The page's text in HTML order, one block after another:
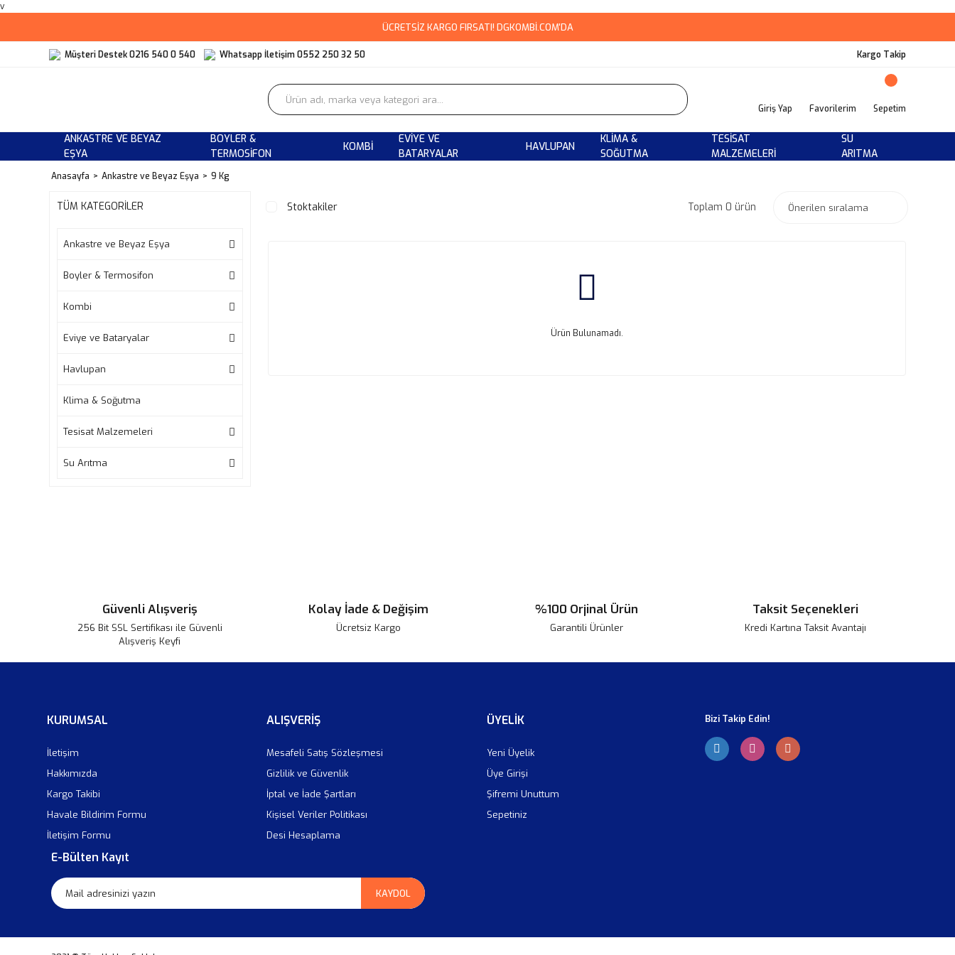
v
ÜCRETSİZ KARGO FIRSATI! DGKOMBİ.COM'DA
Müşteri Destek 0216 540 0 540 Whatsapp İletişim 0552 250 32 50 Kargo Takip
Giriş Yap Favorilerim Sepetim
ANKASTRE VE BEYAZ
EŞYA
BOYLER &
TERMOSIFON
KOMBI
EVIYE VE
BATARYALAR
HAVLUPAN
KLIMA &
SOĞUTMA
TESISAT
MALZEMELERI
SU
ARITMA
Anasayfa Ankastre ve Beyaz Eşya 9 Kg
TÜM KATEGORİLER
Ankastre ve Beyaz Eşya
Boyler & Termosifon
Kombi
Eviye ve Bataryalar
Havlupan
Klima & Soğutma
Tesisat Malzemeleri
Su Arıtma
Stoktakiler Toplam 0 ürün
Ürün Bulunamadı.
Güvenli Alışveriş
256 Bit SSL Sertifikası ile Güvenli
Alışveriş Keyfi
Kolay İade & Değişim
Ücretsiz Kargo
%100 Orjinal Ürün
Garantili Ürünler
Taksit Seçenekleri
Kredi Kartına Taksit Avantajı
KURUMSAL
İletişim
Hakkımızda
Kargo Takibi
Havale Bildirim Formu
İletişim Formu
ALIŞVERİŞ
Mesafeli Satış Sözleşmesi
Gizlilik ve Güvenlik
İptal ve İade Şartları
Kişisel Veriler Politikası
Desi Hesaplama
ÜYELİK
Yeni Üyelik
Üye Girişi
Şifremi Unuttum
Sepetiniz
Bizi Takip Edin!
E-Bülten Kayıt
KAYDOL